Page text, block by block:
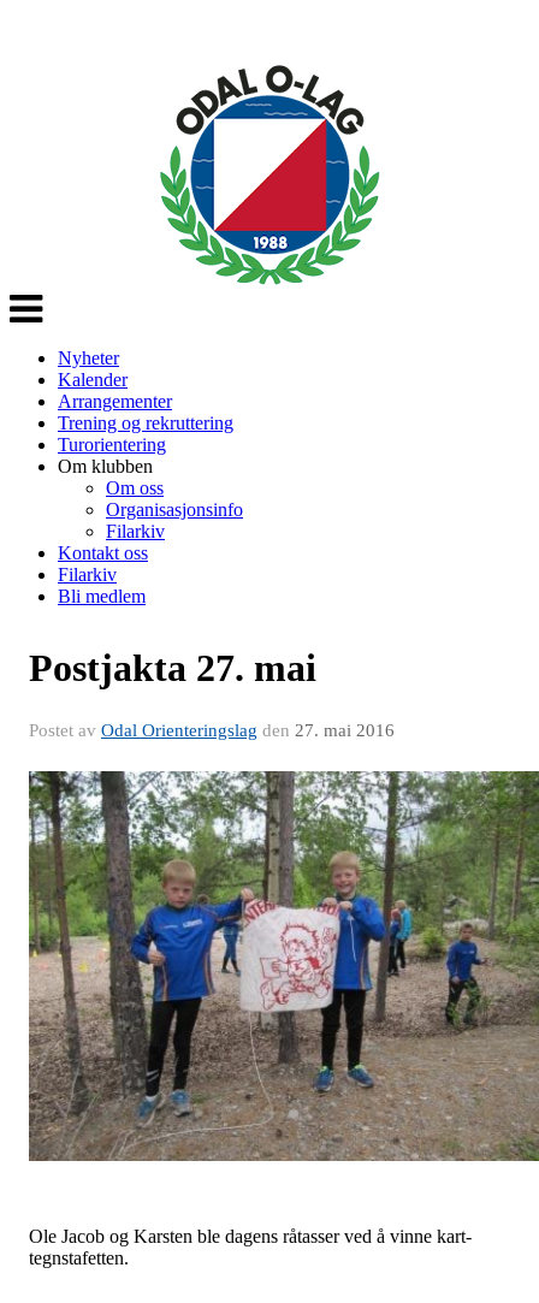
Veksle
navigasjon
Nyheter
Kalender
Arrangementer
Trening og rekruttering
Turorientering
Om klubben
Om oss
Organisasjonsinfo
Filarkiv
Kontakt oss
Filarkiv
Bli medlem
Postjakta 27. mai
Postet av Odal Orienteringslag den 27. mai 2016
Ole Jacob og Karsten ble dagens råtasser ved å vinne kart-
tegnstafetten.